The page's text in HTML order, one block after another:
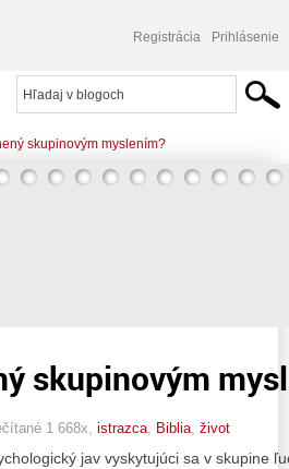
Registrácia Prihlásenie
skupinovým myslením?
skupinovým
1 668x, istrazca Biblia život
jav vyskytujúci sa v skupine